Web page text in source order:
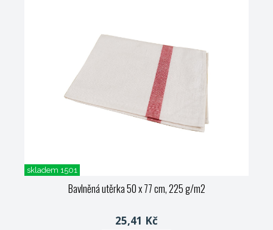
skladem 1501
Bavlněná utěrka 50 x 77 cm, 225 g/m2
25,41 Kč